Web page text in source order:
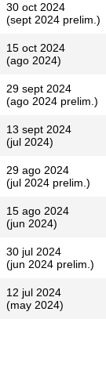
30 oct 2024
(sept 2024 prelim.)
15 oct 2024
(ago 2024)
29 sept 2024
(ago 2024 prelim.)
13 sept 2024
(jul 2024)
29 ago 2024
(jul 2024 prelim.)
15 ago 2024
(jun 2024)
30 jul 2024
(jun 2024 prelim.)
12 jul 2024
(may 2024)